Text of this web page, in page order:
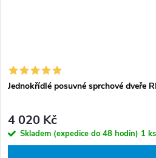
Jednokřídlé posuvné sprchové dveře
4 020 Kč
Skladem (expedice do 48 hodin) 1 ks